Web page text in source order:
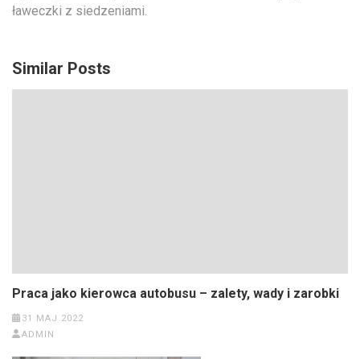
ławeczki z siedzeniami.
Similar Posts
Praca jako kierowca autobusu – zalety, wady i zarobki
31 MAJ 2022
ADMIN